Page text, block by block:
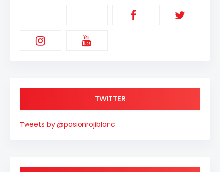
TWITTER
Tweets by @pasionrojiblanc